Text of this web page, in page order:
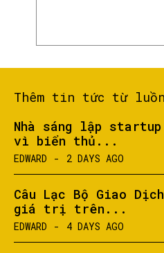
Thêm tin tức từ
Nhà sáng lập
vì biển thủ...
EDWARD - 2 DAYS AGO
Câu Lạc Bộ Giao
giá trị trên...
EDWARD - 4 DAYS AGO